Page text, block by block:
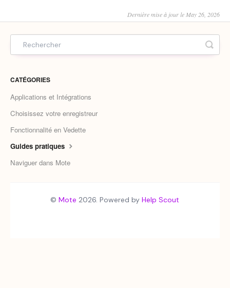
Dernière mise à jour le May 26, 2026
CATÉGORIES
Applications et Intégrations
Choisissez votre enregistreur
Fonctionnalité en Vedette
Guides pratiques
Naviguer dans Mote
©Mote 2026.Powered byHelp Scout